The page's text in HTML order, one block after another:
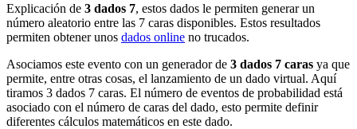
Explicación de 3 dados 7, estos dados le permiten generar un
número aleatorio entre las 7 caras disponibles. Estos resultados
permiten obtener unos dados online no trucados.
Asociamos este evento con un generador de 3 dados 7 caras ya que
permite, entre otras cosas, el lanzamiento de un dado virtual. Aquí
tiramos 3 dados 7 caras. El número de eventos de probabilidad está
asociado con el número de caras del dado, esto permite definir
diferentes cálculos matemáticos en este dado.